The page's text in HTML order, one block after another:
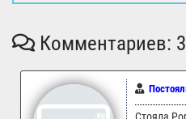
Комментариев: